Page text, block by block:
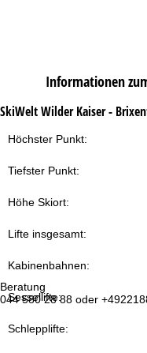
Beratung
044 580 28 88 oder
Informationen
SkiWelt Wilder Kaiser -
Höchster Punkt:
Tiefster Punkt:
Höhe Skiort:
Lifte insgesamt:
Kabinenbahnen:
Sessellifte:
Schlepplifte: